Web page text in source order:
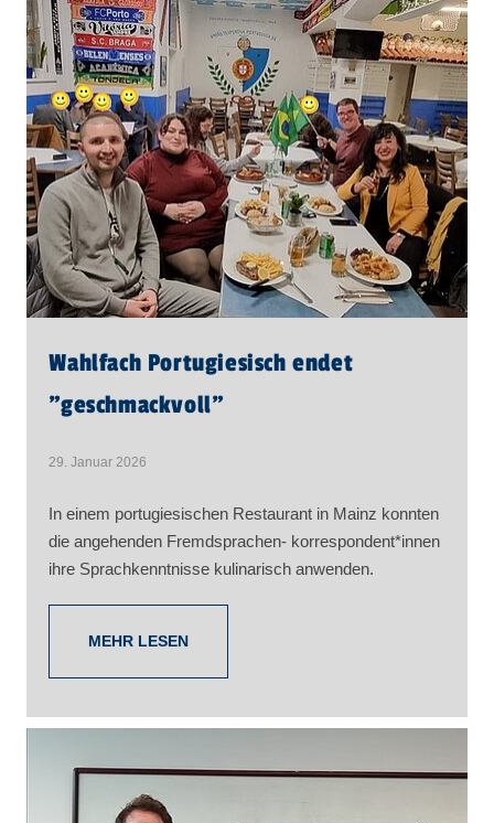
Wahlfach Portugiesisch endet
"geschmackvoll"
29. Januar 2026
In einem portugiesischen Restaurant in Mainz konnten
die angehenden Fremdsprachen- korrespondent*innen
ihre Sprachkenntnisse kulinarisch anwenden.
MEHR LESEN